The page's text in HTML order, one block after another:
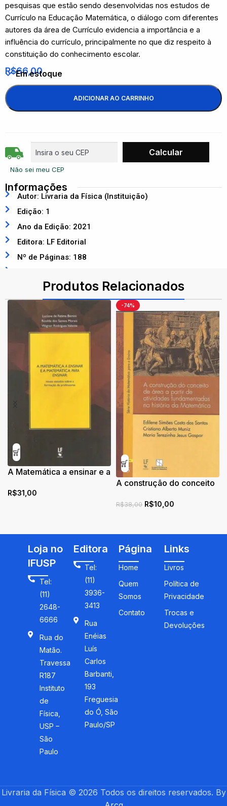
pesquisas que estão sendo desenvolvidas nos estudos de
Currículo na Educação Matemática, o diálogo com diferentes
autores da área de Currículo evidencia a importância e a
influência do currículo, principalmente no que diz respeito à
constituição do conhecimento escolar.
R$66,00
Em estoque
ADICIONAR AO CARRINHO
Não sei meu CEP
Informações
Autor: Livraria da Física (Instituição)
Edição: 1
Ano da Edição: 2021
Editora: LF Editorial
Nº de Páginas: 188
Produtos Relacionados
A Matemática a ensinar e a
novos estudos sobre a
R$31,00
-74%
A construção do conceito
atividades fundamentais
R$38,00 R$10,00
Loja no
IFUSP
Tel:
(11)
2648-
6666
Rua do
Matão.
Travessa
R187
Instituto
de
Física,
USP –
São
Paulo
Editora
Tel:
(11)
3936-
3413
Rua
Enéias
Luís
Carlos
Barbanti,
193
Freguesia
do Ó, São
Paulo/SP
Página
Home
Quem
Somos
Contato
Links
Livros
Política de
Privacidade
Trocas e
Devoluções
Livraria da Física © 2026 Todos os direitos reservados. By